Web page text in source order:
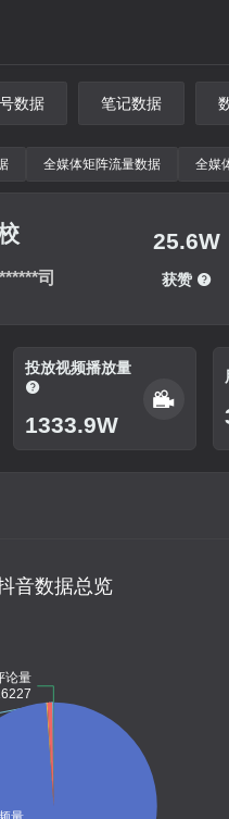
数据 笔记数据
全媒体矩阵流量数据 全媒
司
25.6W
获赞
投放视频播放量
1333.9W